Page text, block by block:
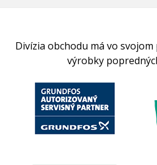
Divízia obchodu má vo
výrobky